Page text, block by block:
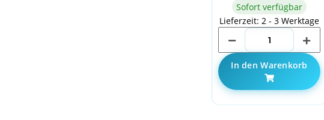
Sofort verfügbar
Lieferzeit: 2 - 3 Werktage
In den Warenkorb